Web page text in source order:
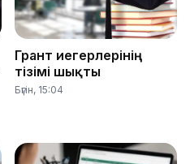
Грант иегерлерінің
тізімі шықты
Бүгін, 15:04